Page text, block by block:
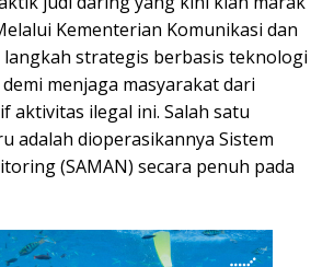
Kementerian Komunikasi dan
langkah strategis berbasis teknologi
menjaga masyarakat dari
aktivitas ilegal ini. Salah satu
adalah dioperasikannya Sistem
(SAMAN) secara penuh pada